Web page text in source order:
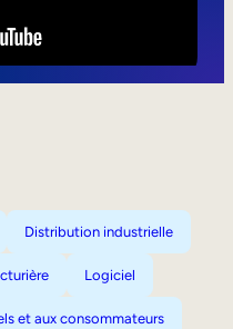
Distribution industrielle
Logiciel
et aux consommateurs